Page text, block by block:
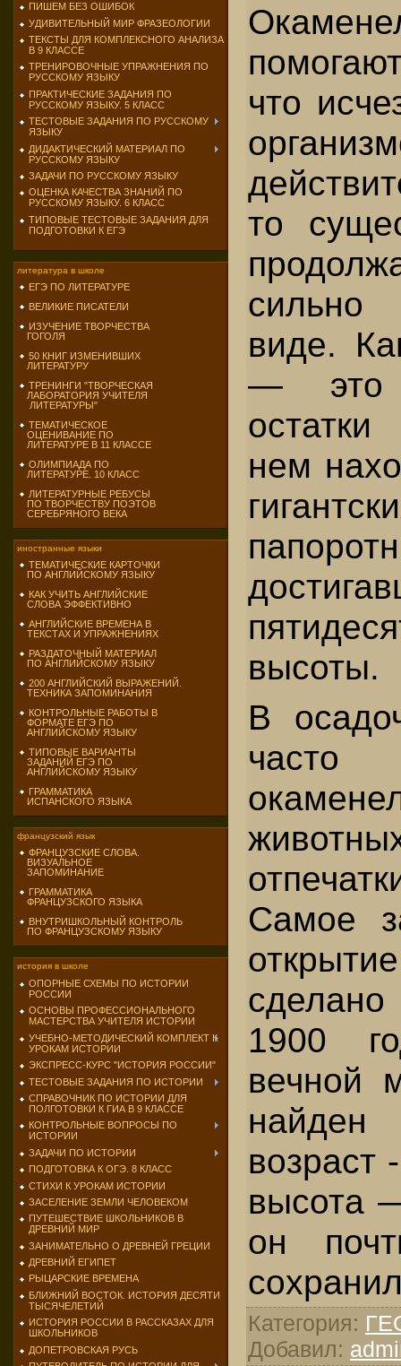
ПИШЕМ БЕЗ ОШИБОК
УДИВИТЕЛЬНЫЙ МИР ФРАЗЕОЛОГИИ
ТЕКСТЫ ДЛЯ КОМПЛЕКСНОГО АНАЛИЗА
В 9 КЛАССЕ
ТРЕНИРОВОЧНЫЕ УПРАЖНЕНИЯ ПО
РУССКОМУ ЯЗЫКУ
ПРАКТИЧЕСКИЕ ЗАДАНИЯ ПО
РУССКОМУ ЯЗЫКУ. 5 КЛАСС
ТЕСТОВЫЕ ЗАДАНИЯ ПО РУССКОМУ
ЯЗЫКУ
ДИДАКТИЧЕСКИЙ МАТЕРИАЛ ПО
РУССКОМУ ЯЗЫКУ
ЗАДАЧИ ПО РУССКОМУ ЯЗЫКУ
ОЦЕНКА КАЧЕСТВА ЗНАНИЙ ПО
РУССКОМУ ЯЗЫКУ. 6 КЛАСС
ТИПОВЫЕ ТЕСТОВЫЕ ЗАДАНИЯ ДЛЯ
ПОДГОТОВКИ К ЕГЭ
литература в школе
ЕГЭ ПО ЛИТЕРАТУРЕ
ВЕЛИКИЕ ПИСАТЕЛИ
ИЗУЧЕНИЕ ТВОРЧЕСТВА
ГОГОЛЯ
50 КНИГ ИЗМЕНИВШИХ
ЛИТЕРАТУРУ
ТРЕНИНГИ "ТВОРЧЕСКАЯ
ЛАБОРАТОРИЯ УЧИТЕЛЯ
ЛИТЕРАТУРЫ"
ТЕМАТИЧЕСКОЕ
ОЦЕНИВАНИЕ ПО
ЛИТЕРАТУРЕ В 11 КЛАССЕ
ОЛИМПИАДА ПО
ЛИТЕРАТУРЕ. 10 КЛАСС
ЛИТЕРАТУРНЫЕ РЕБУСЫ
ПО ТВОРЧЕСТВУ ПОЭТОВ
СЕРЕБРЯНОГО ВЕКА
иностранные языки
ТЕМАТИЧЕСКИЕ КАРТОЧКИ
ПО АНГЛИЙСКОМУ ЯЗЫКУ
КАК УЧИТЬ АНГЛИЙСКИЕ
СЛОВА ЭФФЕКТИВНО
АНГЛИЙСКИЕ ВРЕМЕНА В
ТЕКСТАХ И УПРАЖНЕНИЯХ
РАЗДАТОЧНЫЙ МАТЕРИАЛ
ПО АНГЛИЙСКОМУ ЯЗЫКУ
200 АНГЛИЙСКИЙ ВЫРАЖЕНИЙ.
ТЕХНИКА ЗАПОМИНАНИЯ
КОНТРОЛЬНЫЕ РАБОТЫ В
ФОРМАТЕ ЕГЭ ПО
АНГЛИЙСКОМУ ЯЗЫКУ
ТИПОВЫЕ ВАРИАНТЫ
ЗАДАНИЙ ЕГЭ ПО
АНГЛИЙСКОМУ ЯЗЫКУ
ГРАММАТИКА
ИСПАНСКОГО ЯЗЫКА
французский язык
ФРАНЦУЗСКИЕ СЛОВА.
ВИЗУАЛЬНОЕ
ЗАПОМИНАНИЕ
ГРАММАТИКА
ФРАНЦУЗСКОГО ЯЗЫКА
ВНУТРИШКОЛЬНЫЙ КОНТРОЛЬ
ПО ФРАНЦУЗСКОМУ ЯЗЫКУ
история в школе
ОПОРНЫЕ СХЕМЫ ПО ИСТОРИИ
РОССИИ
ОСНОВЫ ПРОФЕССИОНАЛЬНОГО
МАСТЕРСТВА УЧИТЕЛЯ ИСТОРИИ
УЧЕБНО-МЕТОДИЧЕСКИЙ КОМПЛЕКТ К
УРОКАМ ИСТОРИИ
ЭКСПРЕСС-КУРС "ИСТОРИЯ РОССИИ"
ТЕСТОВЫЕ ЗАДАНИЯ ПО ИСТОРИИ
СПРАВОЧНИК ПО ИСТОРИИ ДЛЯ
ПОЛГОТОВКИ К ГИА В 9 КЛАССЕ
КОНТРОЛЬНЫЕ ВОПРОСЫ ПО
ИСТОРИИ
ЗАДАЧИ ПО ИСТОРИИ
ПОДГОТОВКА К ОГЭ. 8 КЛАСС
СТИХИ К УРОКАМ ИСТОРИИ
ЗАСЕЛЕНИЕ ЗЕМЛИ ЧЕЛОВЕКОМ
ПУТЕШЕСТВИЕ ШКОЛЬНИКОВ В
ДРЕВНИЙ МИР
ЗАНИМАТЕЛЬНО О ДРЕВНЕЙ ГРЕЦИИ
ДРЕВНИЙ ЕГИПЕТ
РЫЦАРСКИЕ ВРЕМЕНА
БЛИЖНИЙ ВОСТОК. ИСТОРИЯ ДЕСЯТИ
ТЫСЯЧЕЛЕТИЙ
ИСТОРИЯ РОССИИ В РАССКАЗАХ ДЛЯ
ШКОЛЬНИКОВ
ДОПЕТРОВСКАЯ РУСЬ
что
то
сильно
виде.
— это
нем
высоты.
В
Самое
1900
вечной
найден
возраст
высота
он
Категория:
Добавил: